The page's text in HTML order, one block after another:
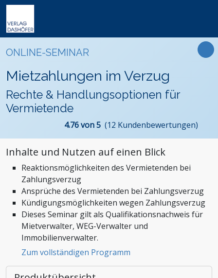
Online-Seminare
VideoCampus
Seminare
Tagungen
Inhouse
Fachbücher
Software
Wissensdatenbanken
Formulare
Arbeitsrecht
Bauwesen und Architektur
Betriebsrat und Arbeitnehmervertretung
Einkauf
Immobilien und Grundbesitz
Management und Unternehmensführung
Nachhaltigkeit
Personalmanagement und Entgeltabrechnung
Steuern, Finanzen und Controlling
Stiftungen und Non-Profit Organisationen
Zoll und Außenhandel
Newsletter
FAQ
Der Verlag
Das Team
Unsere Profis
Presse
Karriere
Online-Weiterbildung
Präsenz-Weiterbildung
Produkte
Themen
ONLINE-SEMINAR
Mietzahlungen im Verzug
Rechte & Handlungsoptionen für
Vermietende
4.76 von 5 (12 Kundenbewertungen)
Inhalte und Nutzen auf einen Blick
Reaktionsmöglichkeiten des Vermietenden bei
Zahlungsverzug
Ansprüche des Vermietenden bei Zahlungsverzug
Kündigungsmöglichkeiten wegen Zahlungsverzug
Dieses Seminar gilt als Qualifikationsnachweis für
Mietverwalter, WEG-Verwalter und
Immobilienverwalter.
Zum vollständigen Programm